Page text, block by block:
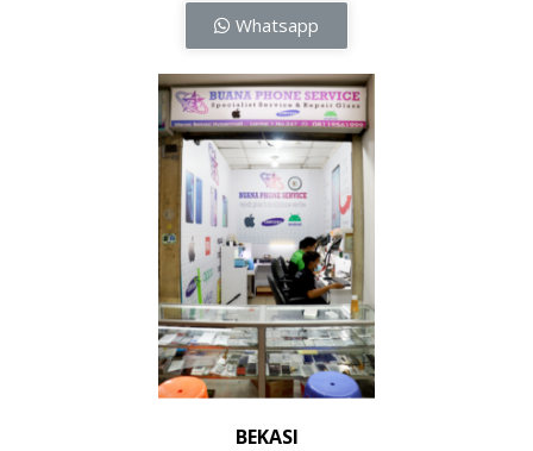
Whatsapp
BEKASI